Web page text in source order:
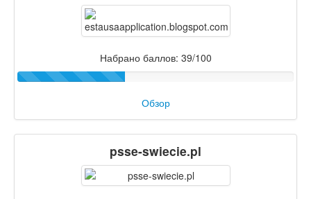
Набрано баллов: 39/100
Обзор
psse-swiecie.pl